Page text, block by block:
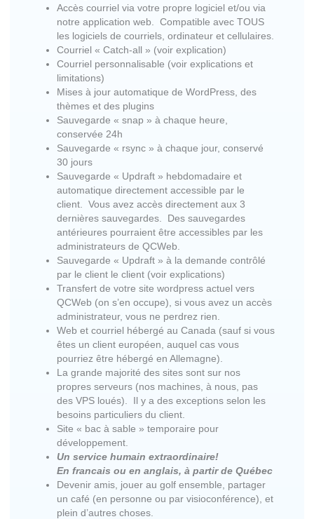
Accès courriel via votre propre logiciel et/ou via
notre application web. Compatible avec TOUS
les logiciels de courriels, ordinateur et cellulaires.
Courriel « Catch-all » (voir explication)
Courriel personnalisable (voir explications et
limitations)
Mises à jour automatique de WordPress, des
thèmes et des plugins
Sauvegarde « snap » à chaque heure,
conservée 24h
Sauvegarde « rsync » à chaque jour, conservé
30 jours
Sauvegarde « Updraft » hebdomadaire et
automatique directement accessible par le
client. Vous avez accès directement aux 3
dernières sauvegardes. Des sauvegardes
antérieures pourraient être accessibles par les
administrateurs de QCWeb.
Sauvegarde « Updraft » à la demande contrôlé
par le client le client (voir explications)
Transfert de votre site wordpress actuel vers
QCWeb (on s’en occupe), si vous avez un accès
administrateur, vous ne perdrez rien.
Web et courriel hébergé au Canada (sauf si vous
êtes un client européen, auquel cas vous
pourriez être hébergé en Allemagne).
La grande majorité des sites sont sur nos
propres serveurs (nos machines, à nous, pas
des VPS loués). Il y a des exceptions selon les
besoins particuliers du client.
Site « bac à sable » temporaire pour
développement.
Un service humain extraordinaire!
En francais ou en anglais, à partir de Québec
Devenir amis, jouer au golf ensemble, partager
un café (en personne ou par visioconférence), et
plein d’autres choses.